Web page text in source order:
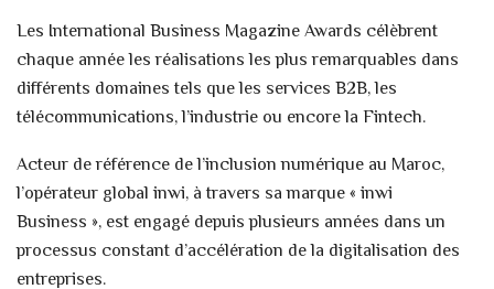
Les International Business Magazine Awards célèbrent
chaque année les réalisations les plus remarquables dans
différents domaines tels que les services B2B, les
télécommunications, l’industrie ou encore la Fintech.
Acteur de référence de l’inclusion numérique au Maroc,
l’opérateur global inwi, à travers sa marque « inwi
Business », est engagé depuis plusieurs années dans un
processus constant d’accélération de la digitalisation des
entreprises.